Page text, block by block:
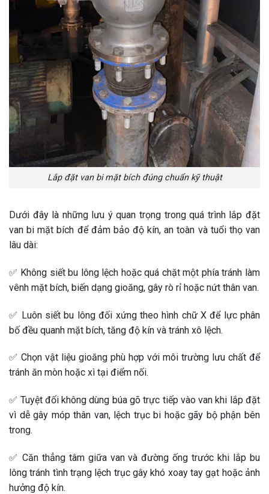
Lắp đặt van bi mặt bích đúng chuẩn kỹ thuật
Dưới đây là những lưu ý quan trọng trong quá trình lắp đặt
van bi mặt bích để đảm bảo độ kín, an toàn và tuổi thọ van
lâu dài:
✅ Không siết bu lông lệch hoặc quá chặt một phía tránh làm
vênh mặt bích, biến dạng gioăng, gây rò rỉ hoặc nứt thân van.
✅ Luôn siết bu lông đối xứng theo hình chữ X để lực phân
bố đều quanh mặt bích, tăng độ kín và tránh xô lệch.
✅ Chọn vật liệu gioăng phù hợp với môi trường lưu chất để
tránh ăn mòn hoặc xì tại điểm nối.
✅ Tuyệt đối không dùng búa gõ trực tiếp vào van khi lắp đặt
vì dễ gây móp thân van, lệch trục bi hoặc gãy bộ phận bên
trong.
✅ Căn thẳng tâm giữa van và đường ống trước khi lắp bu
lông tránh tình trạng lệch trục gây khó xoay tay gạt hoặc ảnh
hưởng độ kín.